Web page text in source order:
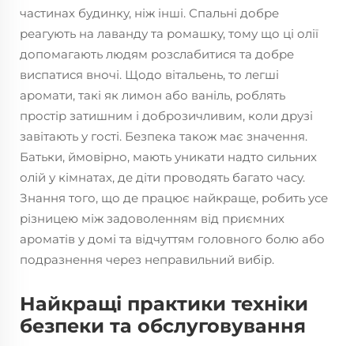
частинах будинку, ніж інші. Спальні добре
реагують на лаванду та ромашку, тому що ці олії
допомагають людям розслабитися та добре
виспатися вночі. Щодо вітальень, то легші
аромати, такі як лимон або ваніль, роблять
простір затишним і доброзичливим, коли друзі
завітають у гості. Безпека також має значення.
Батьки, ймовірно, мають уникати надто сильних
олій у кімнатах, де діти проводять багато часу.
Знання того, що де працює найкраще, робить усе
різницею між задоволенням від приємних
ароматів у домі та відчуттям головного болю або
подразнення через неправильний вибір.
Найкращі практики техніки
безпеки та обслуговування